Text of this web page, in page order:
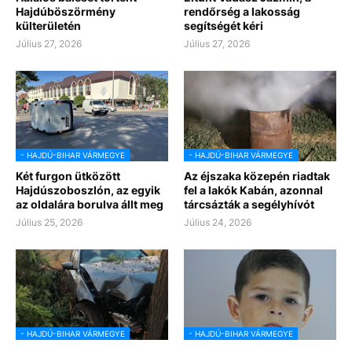
Hajdúböszörmény
külterületén
Július 27, 2026
rendőrség a lakosság
segítségét kéri
Július 27, 2026
- HAJDÚ-BIHAR VÁRMEGYE
Két furgon ütközött
Hajdúszoboszlón, az egyik
az oldalára borulva állt meg
Július 25, 2026
- HAJDÚ-BIHAR VÁRMEGYE
Az éjszaka közepén riadtak
fel a lakók Kabán, azonnal
tárcsázták a segélyhívót
Július 24, 2026
- HAJDÚ-BIHAR VÁRMEGYE - HAJDÚ-BIHAR VÁRMEGYE